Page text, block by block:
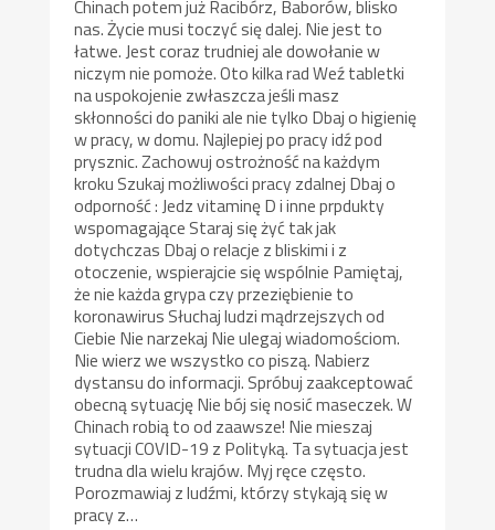
Chinach potem już Racibórz, Baborów, blisko
nas. Życie musi toczyć się dalej. Nie jest to
łatwe. Jest coraz trudniej ale dowołanie w
niczym nie pomoże. Oto kilka rad Weź tabletki
na uspokojenie zwłaszcza jeśli masz
skłonności do paniki ale nie tylko Dbaj o higienię
w pracy, w domu. Najlepiej po pracy idź pod
prysznic. Zachowuj ostrożność na każdym
kroku Szukaj możliwości pracy zdalnej Dbaj o
odporność : Jedz vitaminę D i inne prpdukty
wspomagające Staraj się żyć tak jak
dotychczas Dbaj o relacje z bliskimi i z
otoczenie, wspierajcie się wspólnie Pamiętaj,
że nie każda grypa czy przeziębienie to
koronawirus Słuchaj ludzi mądrzejszych od
Ciebie Nie narzekaj Nie ulegaj wiadomościom.
Nie wierz we wszystko co piszą. Nabierz
dystansu do informacji. Spróbuj zaakceptować
obecną sytuację Nie bój się nosić maseczek. W
Chinach robią to od zaawsze! Nie mieszaj
sytuacji COVID-19 z Polityką. Ta sytuacja jest
trudna dla wielu krajów. Myj ręce często.
Porozmawiaj z ludźmi, którzy stykają się w
pracy z…